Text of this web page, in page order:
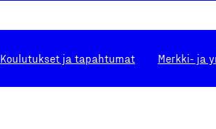
Koulutukset ja tapahtumat Merkki- ja